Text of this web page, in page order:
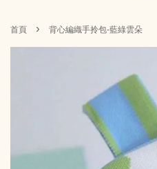
首頁 › 背心編織手拎包-藍綠雲朵